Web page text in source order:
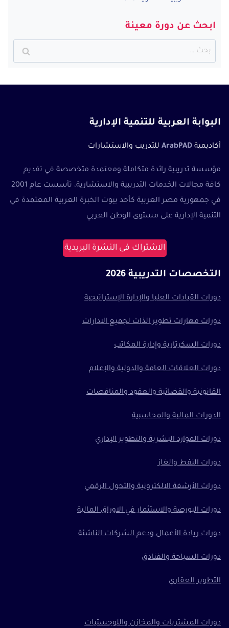
ابحث عن دورة معينة
البحث
عن:
البوابة العربية للتنمية الإدارية
أكاديمية ArabPAD للتدريب والاستشارات
مؤسسة تدريبية رائدة متكاملة ومعتمدة متخصصة في تقديم
كافة مجالات الخدمات التدريبية والاستشارية، تأسست عام 2001
في جمهورية مصر العربية كأحد بيوت الخبرة العربية المعتمدة في
التنمية الإدارية على مستوى الوطن العربي
الاشتراك فى النشرة البريدية
التخصصات التدريبية 2026
دورات القيادات العليا والإدارة الإستراتيجية
دورات مهارات تطوير الذات لجميع الادارات
دورات السكرتارية وإدارة المكاتب
دورات العلاقات العامة والدولية والإعلام
القانونية والقضائية والعقود والمناقصات
الدورات المالية والمحاسبية
دورات الموارد البشرية والتطوير الإداري
دورات النفط والغاز
دورات الأرشفة الالكترونية والتحول الرقمي
دورات البورصة والاستثمار في الاوراق المالية
دورات ريادة الأعمال ودعم الشركات الناشئة
دورات السياحة والفنادق
التطوير العقاري
دورات المشتريات والمخازن واللوجستيات